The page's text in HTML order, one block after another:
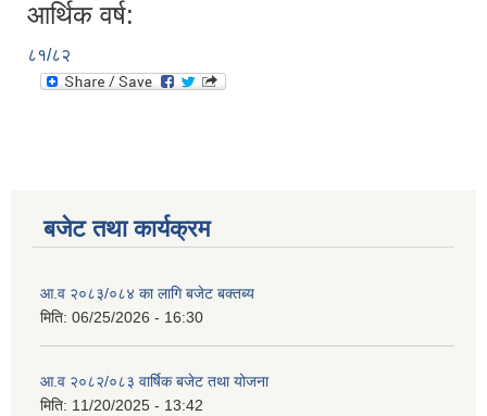
आर्थिक वर्ष:
८१/८२
बजेट तथा कार्यक्रम
आ.व २०८३/०८४ का लागि बजेट बक्तब्य
मिति: 06/25/2026 - 16:30
आ.व २०८२/०८३ वार्षिक बजेट तथा योजना
मिति: 11/20/2025 - 13:42